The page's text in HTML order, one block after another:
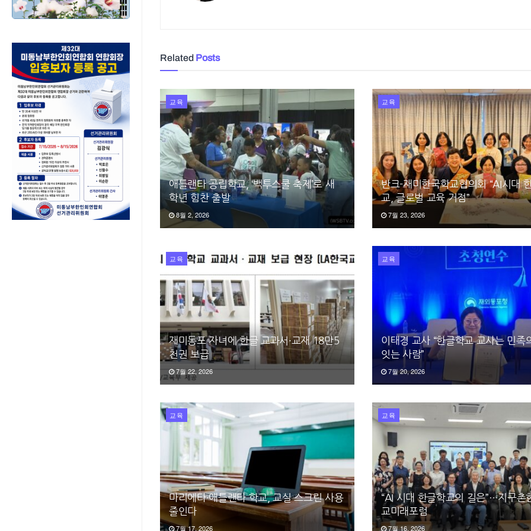
Related Posts
교육
애틀랜타 공립학교, ‘백투스쿨 축제’로 새
학년 힘찬 출발
8월 2, 2026
교육
반크-재미한국학교협의회 “AI시대
교, 글로벌 교육 거점”
7월 23, 2026
교육
재미동포 자녀에 한글 교과서·교재 18만5
천권 보급
7월 22, 2026
교육
이태경 교사 “한글학교 교사는 민족
잇는 사람”
7월 20, 2026
교육
마리에타·애틀랜타 학교, 교실 스크린 사용
줄인다
7월 17, 2026
교육
“AI 시대 한글학교의 길은”…지구촌
교미래포럼
7월 16, 2026